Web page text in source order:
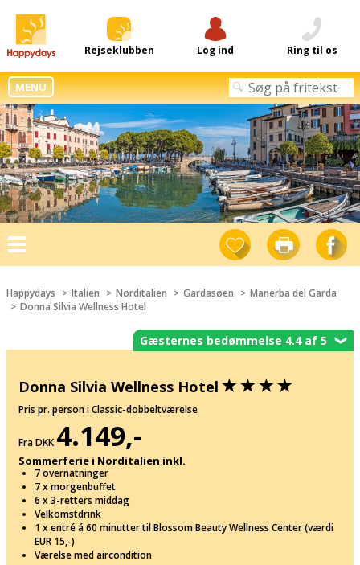
Rejseklubben Log ind Ring til os
MENU
Toggle
navigation
Happydays Italien Norditalien Gardasøen
Manerba del Garda
Donna Silvia Wellness Hotel
Gæsternes bedømmelse 4.4 af 5❯
Donna Silvia Wellness Hotel
Pris pr. person i Classic-dobbeltværelse
Fra DKK 4.149,-
Sommerferie i Norditalien inkl.
7 overnatninger
7 x morgenbuffet
6 x 3-retters middag
Velkomstdrink
1 x entré á 60 minutter til Blossom Beauty Wellness Center (værdi
EUR 15,-)
Værelse med aircondition